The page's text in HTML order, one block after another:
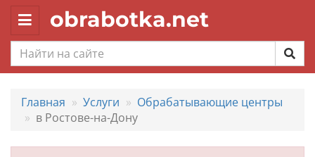
Toggle
navigation
obrabotka.net
Главная Услуги
Обрабатывающие центры
в Ростове-на-Дону